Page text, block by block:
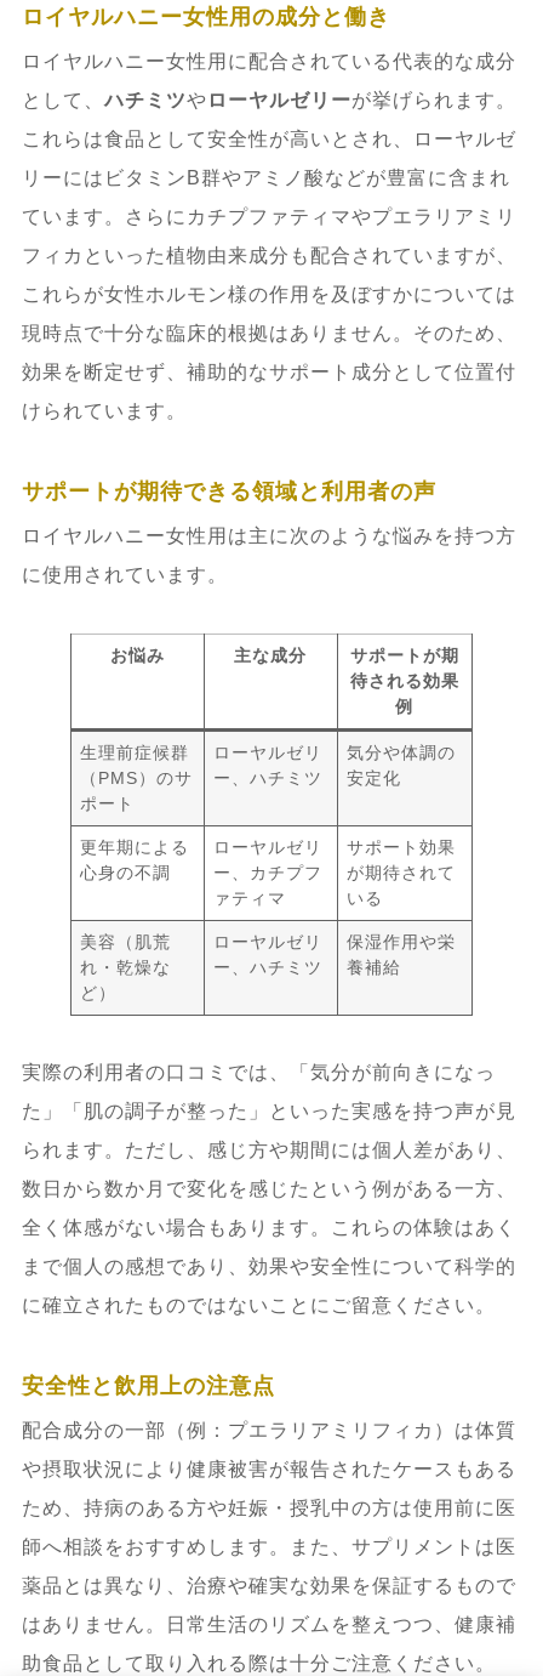
ロイヤルハニー女性用の成分と働き
ロイヤルハニー女性用に配合されている代表的な成分
として、ハチミツや ローヤルゼリーが挙げられます。
これらは食品として安全性が高いとされ、ローヤルゼ
リーにはビタミンB群やアミノ酸などが豊富に含まれ
ています。さらにカチプファティマやプエラリアミリ
フィカといった植物由来成分も配合されていますが、
これらが女性ホルモン様の作用を及ぼすかについては
現時点で十分な臨床的根拠はありません。そのため、
効果を断定せず、補助的なサポート成分として位置付
けられています。
サポートが期待できる領域と利用者の声
ロイヤルハニー女性用は主に次のような悩みを持つ方
に使用されています。
お悩み 主な成分
サポートが期
待される効果
例
生理前症候群
（PMS）のサ
ポート
ローヤルゼリ
ー、ハチミツ
気分や体調の
安定化
更年期による
心身の不調
ローヤルゼリ
ー、カチプフ
ァティマ
サポート効果
が期待されて
いる
美容（肌荒
れ・乾燥な
ど）
ローヤルゼリ
ー、ハチミツ
保湿作用や栄
養補給
実際の利用者の口コミでは、「気分が前向きになっ
た」「肌の調子が整った」といった実感を持つ声が見
られます。ただし、感じ方や期間には個人差があり、
数日から数か月で変化を感じたという例がある一方、
全く体感がない場合もあります。これらの体験はあく
まで個人の感想であり、効果や安全性について科学的
に確立されたものではないことにご留意ください。
安全性と飲用上の注意点
配合成分の一部（例：プエラリアミリフィカ）は体質
や摂取状況により健康被害が報告されたケースもある
ため、持病のある方や妊娠・授乳中の方は使用前に医
師へ相談をおすすめします。また、サプリメントは医
薬品とは異なり、治療や確実な効果を保証するもので
はありません。日常生活のリズムを整えつつ、健康補
助食品として取り入れる際は十分ご注意ください。